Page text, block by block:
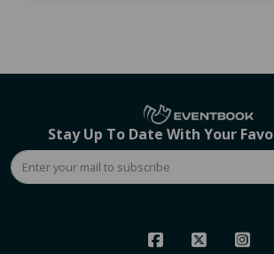
Stay Up To Date With Your